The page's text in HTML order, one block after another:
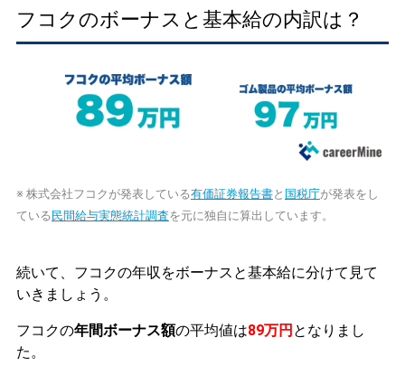
フコクのボーナスと基本給の内訳は？
※ 株式会社フコクが発表している有価証券報告書と 国税庁が発表をし
ている 民間給与実態統計調査を元に独自に算出しています。
続いて、フコクの年収をボーナスと基本給に分けて見て
いきましょう。
フコクの年間ボーナス額の平均値は89万円 となりまし
た。